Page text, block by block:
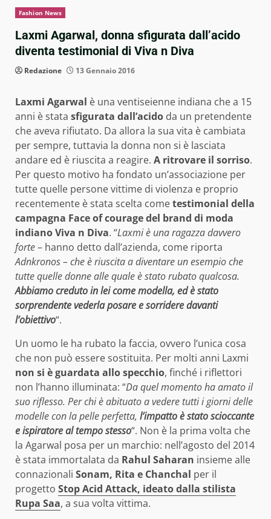
Fashion News
Laxmi Agarwal, donna sfigurata dall’acido
diventa testimonial di Viva n Diva
Redazione 13 Gennaio 2016
Laxmi Agarwal è una ventiseienne indiana che a 15
anni è stata sfigurata dall’acido da un pretendente
che aveva rifiutato. Da allora la sua vita è cambiata
per sempre, tuttavia la donna non si è lasciata
andare ed è riuscita a reagire. A ritrovare il sorriso.
Per questo motivo ha fondato un’associazione per
tutte quelle persone vittime di violenza e proprio
recentemente è stata scelta cometestimonial della
campagna Face of courage del brand di moda
indiano Viva n Diva. “Laxmi è una ragazza davvero
forte– hanno detto dall’azienda, come riporta
Adnkronos – che è riuscita a diventare un esempio che
tutte quelle donne alle quale è stato rubato qualcosa.
Abbiamo creduto in lei come modella, ed è stato
sorprendente vederla posare e sorridere davanti
l’obiettivo“.
Un uomo le ha rubato la faccia, ovvero l’unica cosa
che non può essere sostituita. Per molti anni Laxmi
non si è guardata allo specchio, finché i riflettori
non l’hanno illuminata: “Da quel momento ha amato il
suo riflesso. Per chi è abituato a vedere tutti i giorni delle
modelle con la pelle perfetta, l’impatto è stato scioccante
e ispiratore al tempo stesso“. Non è la prima volta che
la Agarwal posa per un marchio: nell’agosto del 2014
è stata immortalata da Rahul Saharan insieme alle
connazionali Sonam, Rita e Chanchal per il
progetto Stop Acid Attack, ideato dalla stilista
Rupa Saa, a sua volta vittima.